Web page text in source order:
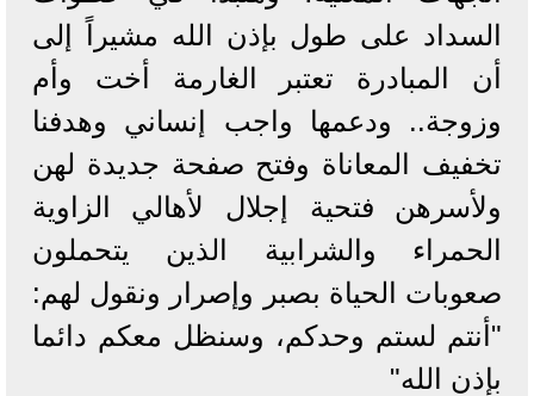
السداد على طول بإذن الله مشيراً إلى
أن المبادرة تعتبر الغارمة أخت وأم
وزوجة.. ودعمها واجب إنساني وهدفنا
تخفيف المعاناة وفتح صفحة جديدة لهن
ولأسرهن فتحية إجلال لأهالي الزاوية
الحمراء والشرابية الذين يتحملون
صعوبات الحياة بصبر وإصرار ونقول لهم:
"أنتم لستم وحدكم، وسنظل معكم دائما
بإذن الله"